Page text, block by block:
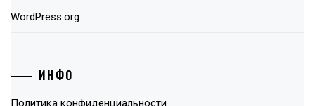
WordPress.org
ИНФО
Политика конфиденциальности